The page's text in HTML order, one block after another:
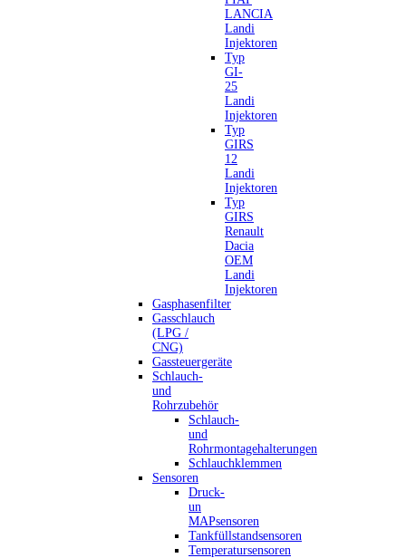
LANCIA
Landi
Injektoren
Typ
GI-
25
Landi
Injektoren
Typ
GIRS
12
Landi
Injektoren
Typ
GIRS
Renault
Dacia
OEM
Landi
Injektoren
Gasphasenfilter
Gasschlauch
(LPG /
CNG)
Gassteuergeräte
Schlauch-
und
Rohrzubehör
Schlauch-
und
Rohrmontagehalterungen
Schlauchklemmen
Sensoren
Druck-
un
MAPsensoren
Tankfüllstandsensoren
Temperatursensoren